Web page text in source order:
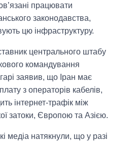
працювати
законодавства,
цю інфраструктуру.
центрального штабу
командування
заявив, що Іран має
з операторів кабелів,
інтернет-трафік між
затоки, Європою та Азією.
медіа натякнули, що у разі